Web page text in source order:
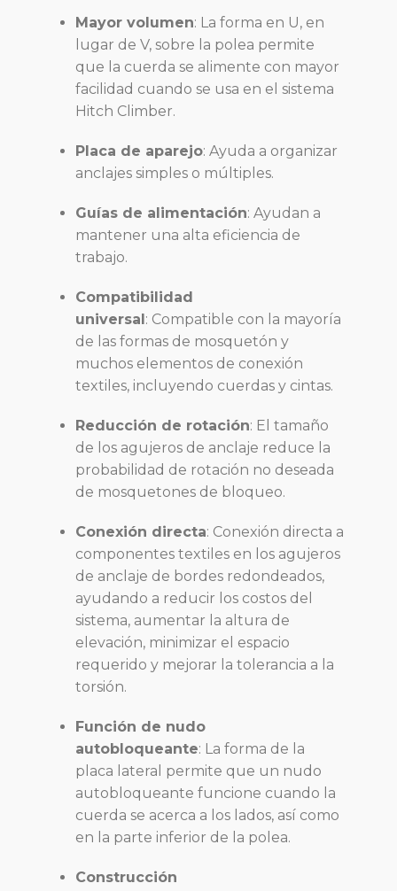
Mayor volumen: La forma en U, en
lugar de V, sobre la polea permite
que la cuerda se alimente con mayor
facilidad cuando se usa en el sistema
Hitch Climber.
Placa de aparejo: Ayuda a organizar
anclajes simples o múltiples.
Guías de alimentación: Ayudan a
mantener una alta eficiencia de
trabajo.
Compatibilidad
universal: Compatible con la mayoría
de las formas de mosquetón y
muchos elementos de conexión
textiles, incluyendo cuerdas y cintas.
Reducción de rotación: El tamaño
de los agujeros de anclaje reduce la
probabilidad de rotación no deseada
de mosquetones de bloqueo.
Conexión directa: Conexión directa a
componentes textiles en los agujeros
de anclaje de bordes redondeados,
ayudando a reducir los costos del
sistema, aumentar la altura de
elevación, minimizar el espacio
requerido y mejorar la tolerancia a la
torsión.
Función de nudo
autobloqueante: La forma de la
placa lateral permite que un nudo
autobloqueante funcione cuando la
cuerda se acerca a los lados, así como
en la parte inferior de la polea.
Construcción